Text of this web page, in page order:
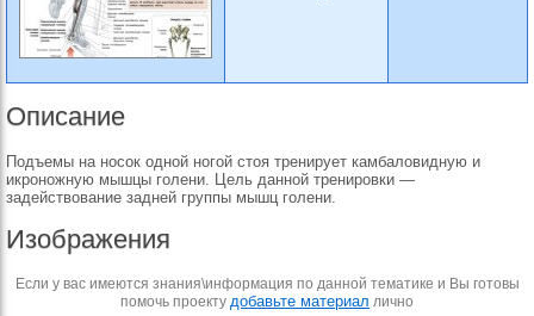
Описание
Подъемы на носок одной ногой стоя тренирует камбаловидную и
икроножную мышцы голени. Цель данной тренировки —
задействование задней группы мышц голени.
Изображения
Если у вас имеются знания\информация по данной тематике и Вы готовы
помочь проекту добавьте материал лично